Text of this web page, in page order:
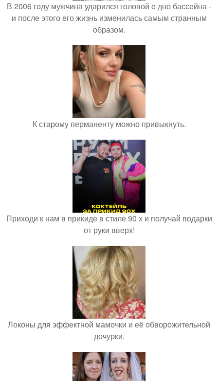
В 2006 году мужчина ударился головой о дно бассейна -
и после этого его жизнь изменилась самым странным
образом.
К старому перманенту можно привыкнуть.
Приходи к нам в прикиде в стиле 90 х и получай подарки
от руки вверх!
Локоны для эффектной мамочки и её обворожительной
дочурки.